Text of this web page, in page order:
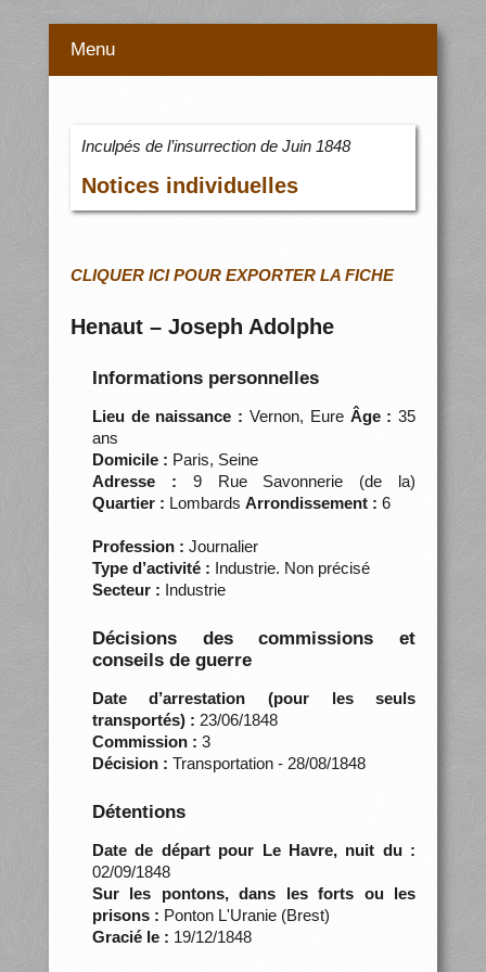
Menu
Inculpés de l’insurrection de Juin 1848
Notices individuelles
CLIQUER ICI POUR EXPORTER LA FICHE
Henaut – Joseph Adolphe
Informations personnelles
Lieu de naissance : Vernon, EureÂge : 35
ans
Domicile : Paris, Seine
Adresse : 9 Rue Savonnerie (de la)
Quartier : Lombards Arrondissement : 6
Profession : Journalier
Type d’activité : Industrie. Non précisé
Secteur : Industrie
Décisions des commissions et
conseils de guerre
Date d’arrestation (pour les seuls
transportés) : 23/06/1848
Commission : 3
Décision : Transportation - 28/08/1848
Détentions
Date de départ pour Le Havre, nuit du :
02/09/1848
Sur les pontons, dans les forts ou les
prisons : Ponton L'Uranie (Brest)
Gracié le : 19/12/1848